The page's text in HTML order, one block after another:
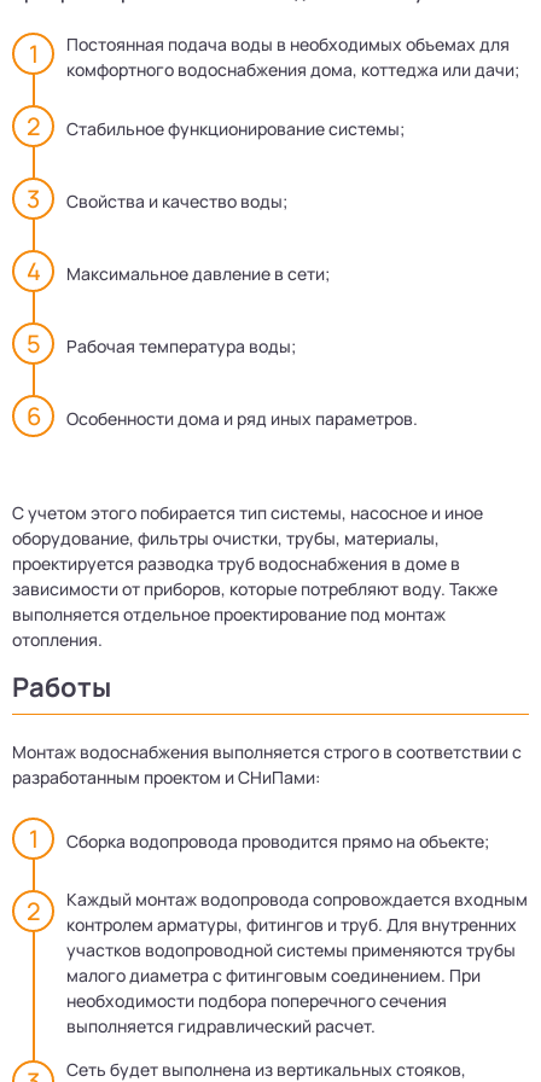
Постоянная подача воды в необходимых объемах для
комфортного водоснабжения дома, коттеджа или дачи;
Стабильное функционирование системы;
Свойства и качество воды;
Максимальное давление в сети;
Рабочая температура воды;
Особенности дома и ряд иных параметров.
С учетом этого побирается тип системы, насосное и иное
оборудование, фильтры очистки, трубы, материалы,
проектируется разводка труб водоснабжения в доме в
зависимости от приборов, которые потребляют воду. Также
выполняется отдельное проектирование под монтаж
отопления.
Работы
Монтаж водоснабжения выполняется строго в соответствии с
разработанным проектом и СНиПами:
Сборка водопровода проводится прямо на объекте;
Каждый монтаж водопровода сопровождается входным
контролем арматуры, фитингов и труб. Для внутренних
участков водопроводной системы применяются трубы
малого диаметра с фитинговым соединением. При
необходимости подбора поперечного сечения
выполняется гидравлический расчет.
Сеть будет выполнена из вертикальных стояков,